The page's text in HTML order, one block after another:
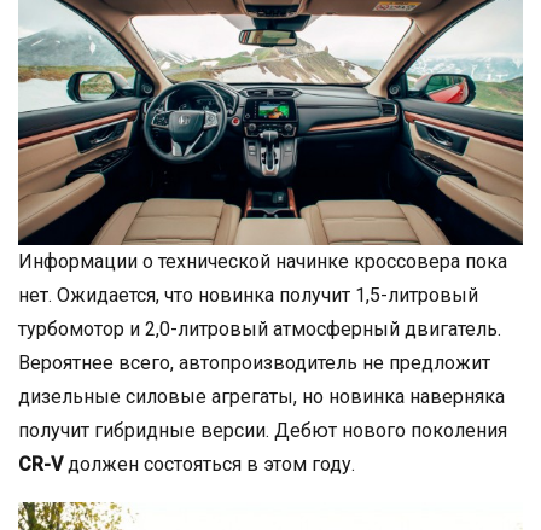
Информации о технической начинке кроссовера пока
нет. Ожидается, что новинка получит 1,5-литровый
турбомотор и 2,0-литровый атмосферный двигатель.
Вероятнее всего, автопроизводитель не предложит
дизельные силовые агрегаты, но новинка наверняка
получит гибридные версии. Дебют нового поколения
СR-Vдолжен состояться в этом году.